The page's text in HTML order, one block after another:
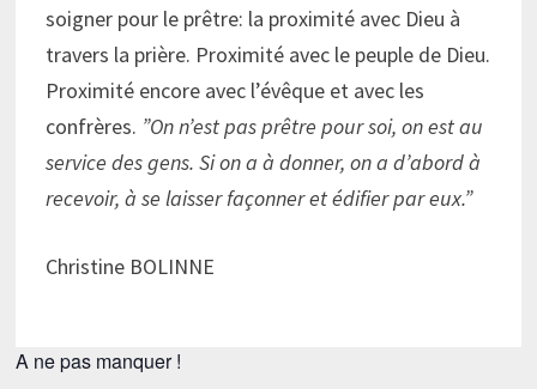
soigner pour le prêtre: la proximité avec Dieu à
travers la prière. Proximité avec le peuple de Dieu.
Proximité encore avec l’évêque et avec les
confrères. ”On n’est pas prêtre pour soi, on est au
service des gens. Si on a à donner, on a d’abord à
recevoir, à se laisser façonner et édifier par eux.”
Christine BOLINNE
A ne pas manquer !